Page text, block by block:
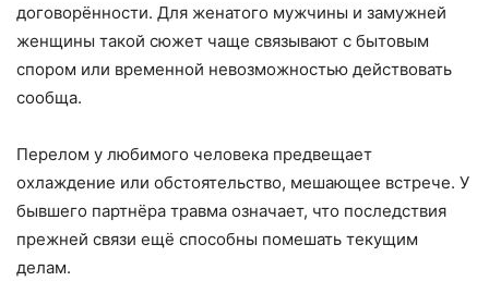
договорённости. Для женатого мужчины и замужней
женщины такой сюжет чаще связывают с бытовым
спором или временной невозможностью действовать
сообща.
Перелом у любимого человека предвещает
охлаждение или обстоятельство, мешающее встрече. У
бывшего партнёра травма означает, что последствия
прежней связи ещё способны помешать текущим
делам.